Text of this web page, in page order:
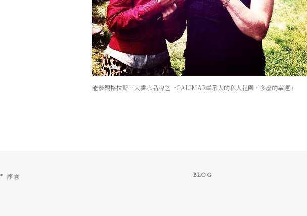
能參觀格拉斯三大香水品牌之一GALIMAR繼承人的私人花園，多麼的幸運﹗
序言 BLOG